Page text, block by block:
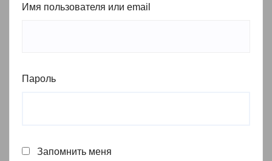
Имя пользователя или email
Пароль
Запомнить меня